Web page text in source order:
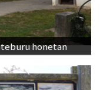
honetan